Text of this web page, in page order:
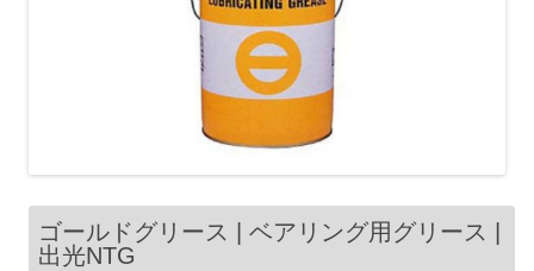
ゴールドグリース | ベアリング用グリース |
出光NTG